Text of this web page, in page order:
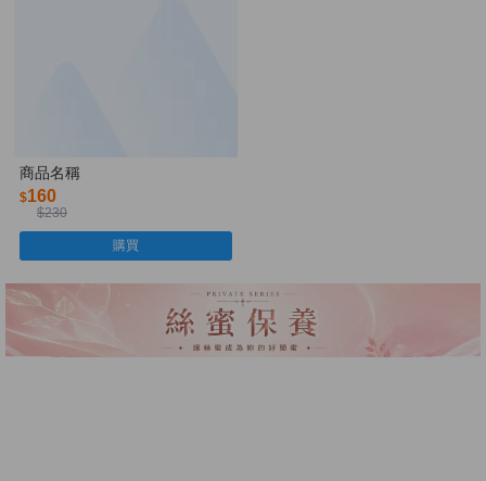
商品名稱
$160
$230
購買